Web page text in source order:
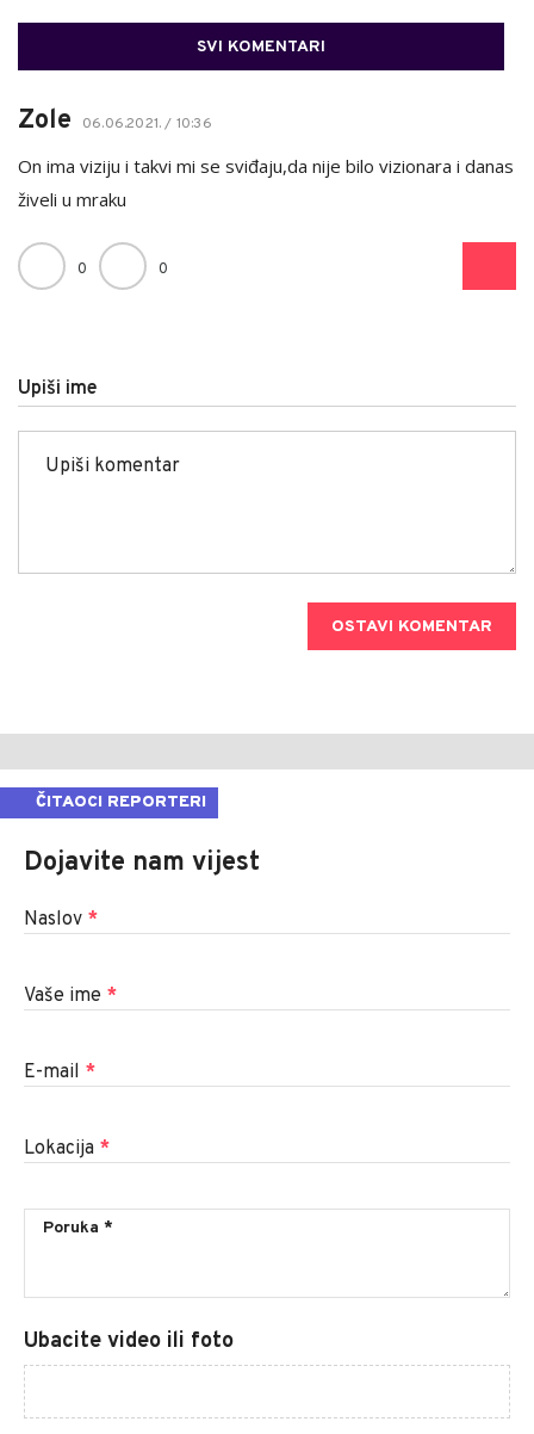
SVI KOMENTARI
Zole 06.06.2021. / 10:36
On ima viziju i takvi mi se sviđaju,da nije bilo vizionara i danas
živeli u mraku
0 0
Upiši ime
OSTAVI KOMENTAR
ČITAOCI REPORTERI
Dojavite nam vijest
Naslov *
Vaše ime *
E-mail *
Lokacija *
Ubacite video ili foto